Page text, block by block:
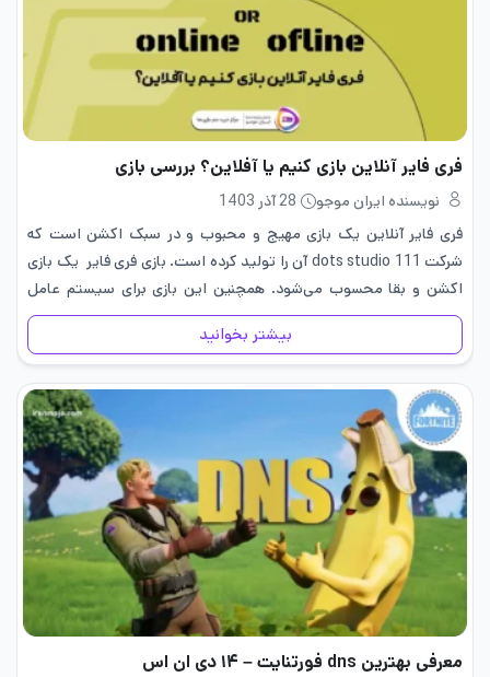
فری فایر آنلاین بازی کنیم یا آفلاین؟ بررسی بازی
نویسنده ایران موجو
28 آذر 1403
فری فایر آنلاین یک بازی مهیج و محبوب و در سبک اکشن است که
شرکت 111 dots studio آن را تولید کرده است. بازی فری فایر یک بازی
اکشن و بقا محسوب می‌شود. همچنین این بازی برای سیستم عامل
اندروید…
بیشتر بخوانید
معرفی بهترین dns فورتنایت – ۱۴ دی ان اس